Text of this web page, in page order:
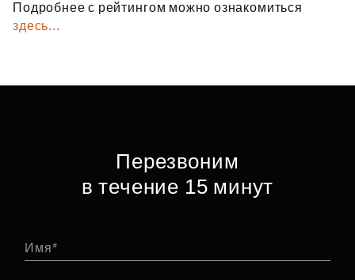
Подробнее с рейтингом можно ознакомиться
здесь...
Перезвоним
в течение 15 минут
Имя